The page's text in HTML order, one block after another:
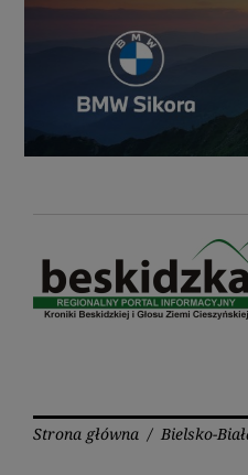
Przejdź
Strona główna / Bielsko-